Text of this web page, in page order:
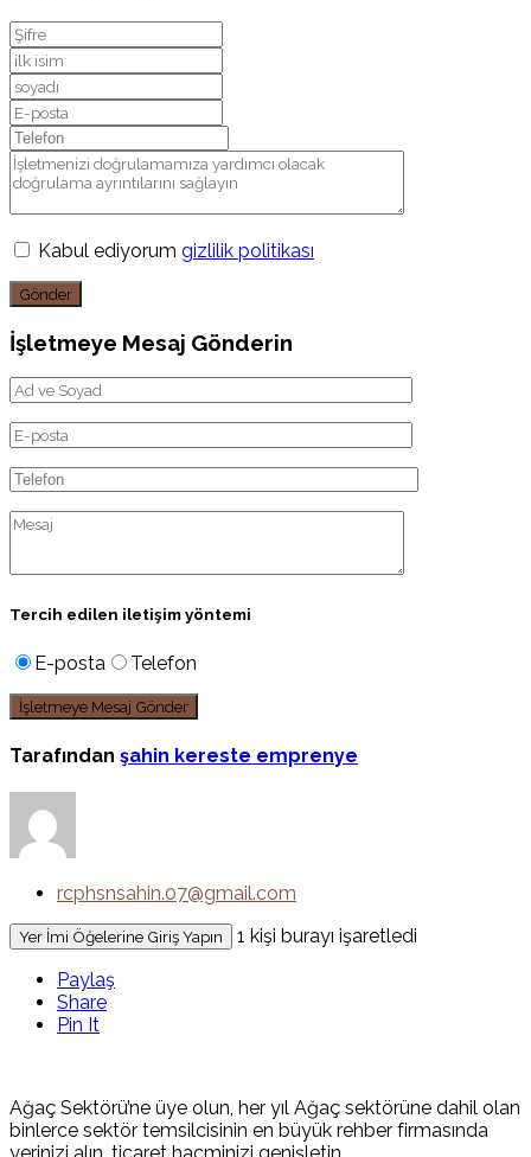
Kabul ediyorum gizlilik politikası
Gönder
İşletmeye Mesaj Gönderin
Tercih edilen iletişim yöntemi
E-posta Telefon
Tarafından şahin kereste emprenye
rcphsnsahin.07@gmail.com
Yer İmi Öğelerine Giriş Yapın
1 kişi burayı işaretledi
Paylaş
Share
Pin It
Ağaç Sektörü’ne üye olun, her yıl Ağaç sektörüne dahil olan
binlerce sektör temsilcisinin en büyük rehber firmasında